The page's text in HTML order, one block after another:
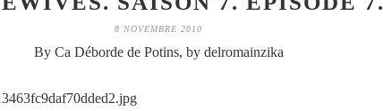
8 NOVEMBRE 2010
By Ca Déborde de Potins, by delromainzika